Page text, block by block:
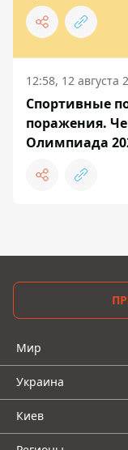
12:58, 12 августа
Спортивные
поражения.
Олимпиада
Мир
Украина
Киев